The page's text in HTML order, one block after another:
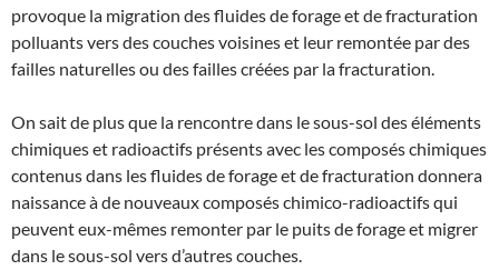
provoque la migration des fluides de forage et de fracturation
polluants vers des couches voisines et leur remontée par des
failles naturelles ou des failles créées par la fracturation.
On sait de plus que la rencontre dans le sous-sol des éléments
chimiques et radioactifs présents avec les composés chimiques
contenus dans les fluides de forage et de fracturation donnera
naissance à de nouveaux composés chimico-radioactifs qui
peuvent eux-mêmes remonter par le puits de forage et migrer
dans le sous-sol vers d’autres couches.